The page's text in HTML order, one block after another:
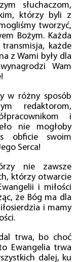
słuchaczom,
którzy byli z
tworzyć,
Bożym. Każda
każde
z Wami były dla
Wam
w różny sposób
redaktorom,
i
nie mogłoby
obficie swoim
Serca!
nie zawsze
którzy otwarcie
i miłości
że Bóg ma dla
i mamy
trwa, bo choć
Ewangelia trwa
dalej, ku